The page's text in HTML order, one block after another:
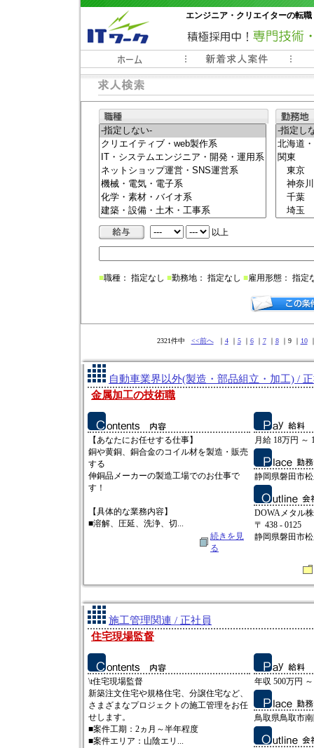
エンジニア・クリエイターの転
常時3000件以上の求人情報掲載中
以上
■職種： 指定なし ■勤務地： 指定なし ■雇用形態： 指定
2321件中 <<前へ｜ 4｜ 5｜ 6｜ 7｜ 8｜9 ｜ 10
自動車業界以外(製造・部品組立・加工) /
金属加工の技術職
【あなたにお任せする仕事】
銅や黄銅、銅合金のコイル材を製造・販売
する
伸銅品メーカーの製造工場でのお仕事で
す！
【具体的な業務内容】
■溶解、圧延、洗浄、切...
続きを見
る
月給 18万円 ～
静岡県磐田市
DOWAメタル
〒 438 - 0125
静岡県磐田市
施工管理関連 / 正社員
住宅現場監督
\t住宅現場監督
新築注文住宅や規格住宅、分譲住宅など、
さまざまなプロジェクトの施工管理をお任
せします。
■案件工期：2ヵ月～半年程度
■案件エリア：山陰エリ...
年収 500万円
鳥取県鳥取市